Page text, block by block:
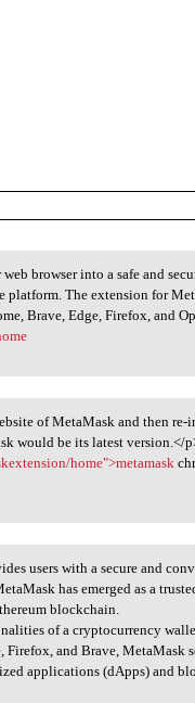
browser into a safe and
platform. The extension for
Brave, Edge, Firefox, and
of MetaMask and then re-
would be its latest version.</
home">metamask
users with a secure and
has emerged as a
blockchain.
of a cryptocurrency
and Brave, MetaMask
applications (dApps) and